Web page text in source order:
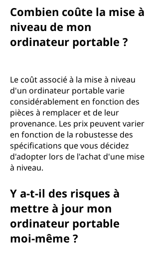
Combien coûte la mise à
niveau de mon
ordinateur portable ?
Le coût associé à la mise à niveau
d'un ordinateur portable varie
considérablement en fonction des
pièces à remplacer et de leur
provenance. Les prix peuvent varier
en fonction de la robustesse des
spécifications que vous décidez
d'adopter lors de l'achat d'une mise
à niveau.
Y a-t-il des risques à
mettre à jour mon
ordinateur portable
moi-même ?